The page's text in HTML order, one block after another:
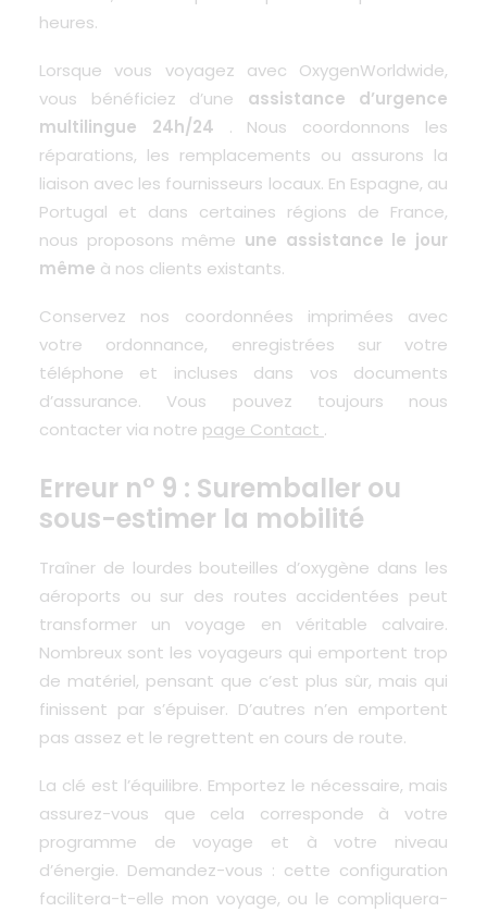
heures.
Lorsque vous voyagez avec OxygenWorldwide,
vous bénéficiez d’une assistance d’urgence
multilingue 24h/24 . Nous coordonnons les
réparations, les remplacements ou assurons la
liaison avec les fournisseurs locaux. En Espagne, au
Portugal et dans certaines régions de France,
nous proposons même une assistance le jour
même à nos clients existants.
Conservez nos coordonnées imprimées avec
votre ordonnance, enregistrées sur votre
téléphone et incluses dans vos documents
d’assurance. Vous pouvez toujours nous
contacter via notre page Contact .
Erreur n° 9 : Suremballer ou
sous-estimer la mobilité
Traîner de lourdes bouteilles d’oxygène dans les
aéroports ou sur des routes accidentées peut
transformer un voyage en véritable calvaire.
Nombreux sont les voyageurs qui emportent trop
de matériel, pensant que c’est plus sûr, mais qui
finissent par s’épuiser. D’autres n’en emportent
pas assez et le regrettent en cours de route.
La clé est l’équilibre. Emportez le nécessaire, mais
assurez-vous que cela corresponde à votre
programme de voyage et à votre niveau
d’énergie. Demandez-vous : cette configuration
facilitera-t-elle mon voyage, ou le compliquera-